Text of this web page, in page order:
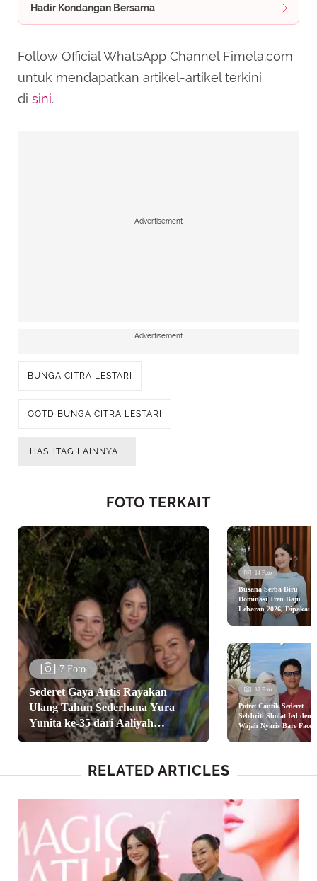
Hadir Kondangan Bersama
Follow Official WhatsApp Channel Fimela.com
untuk mendapatkan artikel-artikel terkini
di sini.
Advertisement
Advertisement
BUNGA CITRA LESTARI
OOTD BUNGA CITRA LESTARI
HASHTAG LAINNYA...
FOTO TERKAIT
7 Foto
Sederet Gaya Artis Rayakan
Ulang Tahun Sederhana Yura
Yunita ke-35 dari Aaliyah
Massaid, Luna Maya, Hingga Yuki
14 Foto
Busana Serba Biru
Dominasi Tren Baju
Lebaran 2026, Dipakai
Syifa Hadju hingga
12 Foto
Potret Cantik Sederet
Selebriti Sholat Ied
Wajah Nyaris Bare Face,
dari Luna Maya hingga
RELATED ARTICLES